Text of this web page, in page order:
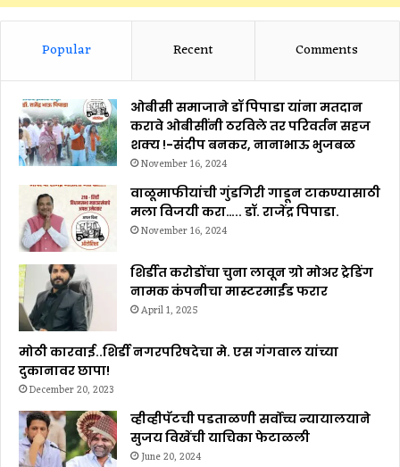
Popular Recent Comments
ओबीसी समाजाने डॉ पिपाडा यांना मतदान
करावे ओबीसींनी ठरविले तर परिवर्तन सहज
शक्य !-संदीप बनकर, नानाभाऊ भुजबळ
November 16, 2024
वाळूमाफीयांची गुंडगिरी गाडून टाकण्यासाठी
मला विजयी करा….. डॉ. राजेंद्र पिपाडा.
November 16, 2024
शिर्डीत करोडोंचा चुना लावून ग्रो मोअर ट्रेडिंग
नामक कंपनीचा मास्टरमाईंड फरार
April 1, 2025
मोठी कारवाई..शिर्डी नगरपरिषदेचा मे. एस गंगवाल यांच्या
दुकानावर छापा!
December 20, 2023
व्हीव्हीपॅटची पडताळणी सर्वोच्च न्यायालयाने
सुजय विखेंची याचिका फेटाळली
June 20, 2024